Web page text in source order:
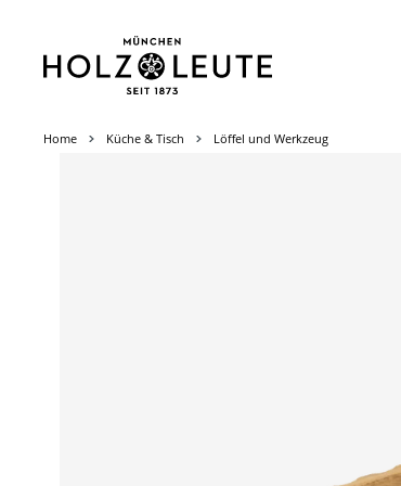
Home Küche & Tisch Löffel und Werkzeug